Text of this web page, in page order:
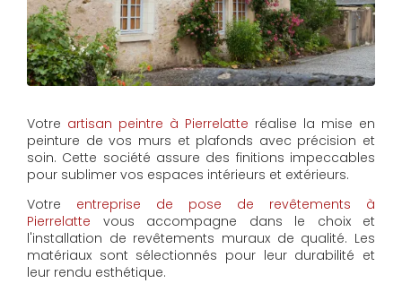
Votre artisan peintre à Pierrelatte réalise la mise en
peinture de vos murs et plafonds avec précision et
soin. Cette société assure des finitions impeccables
pour sublimer vos espaces intérieurs et extérieurs.
Votre entreprise de pose de revêtements à
Pierrelatte vous accompagne dans le choix et
l'installation de revêtements muraux de qualité. Les
matériaux sont sélectionnés pour leur durabilité et
leur rendu esthétique.